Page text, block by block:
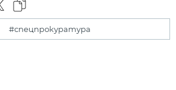
#спецпрокуратура